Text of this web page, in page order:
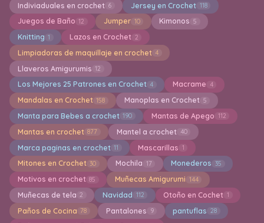
Indiviaduales en crochet 6 Jersey en Crochet 118
Juegos de Baño 12 Jumper 10 Kimonos 5
Knitting 1 Lazos en Crochet 2
Limpiadoras de maquillaje en crochet 4
Llaveros Amigurumis 12
Los Mejores 25 Patrones en Crochet 4 Macrame 4
Mandalas en Crochet 158 Manoplas en Crochet 5
Manta para Bebes a crochet 190 Mantas de Apego 112
Mantas en crochet 877 Mantel a crochet 40
Marca paginas en crochet 11 Mascarillas 1
Mitones en Crochet 30 Mochila 17 Monederos 35
Motivos en crochet 85 Muñecas Amigurumi 144
Muñecas de tela 2 Navidad 112 Otoño en Cochet 1
Paños de Cocina 78 Pantalones 9 pantuflas 28